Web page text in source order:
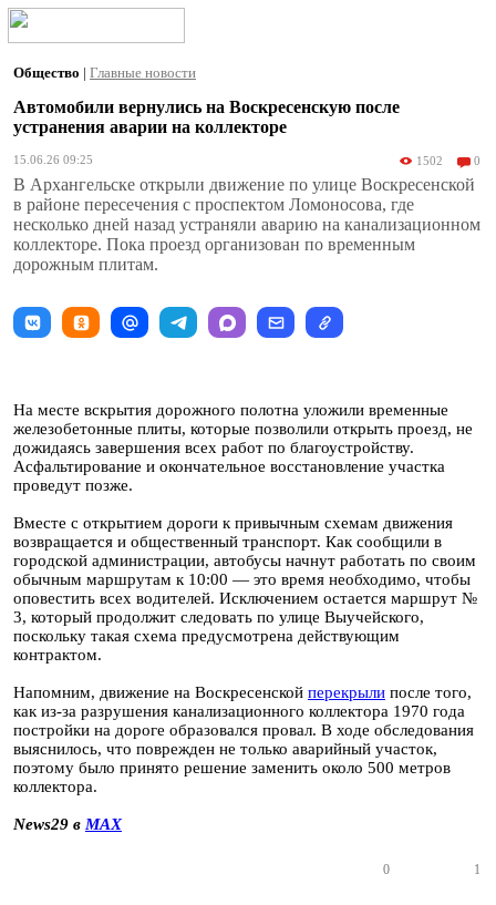
Общество | Главные новости
Автомобили вернулись на Воскресенскую после
устранения аварии на коллекторе
15.06.26 09:25 1502 0
В Архангельске открыли движение по улице Воскресенской
в районе пересечения с проспектом Ломоносова, где
несколько дней назад устраняли аварию на канализационном
коллекторе. Пока проезд организован по временным
дорожным плитам.
На месте вскрытия дорожного полотна уложили временные
железобетонные плиты, которые позволили открыть проезд, не
дожидаясь завершения всех работ по благоустройству.
Асфальтирование и окончательное восстановление участка
проведут позже.
Вместе с открытием дороги к привычным схемам движения
возвращается и общественный транспорт. Как сообщили в
городской администрации, автобусы начнут работать по своим
обычным маршрутам к 10:00 — это время необходимо, чтобы
оповестить всех водителей. Исключением остается маршрут №
3, который продолжит следовать по улице Выучейского,
поскольку такая схема предусмотрена действующим
контрактом.
Напомним, движение на Воскресенской перекрыли после того,
как из-за разрушения канализационного коллектора 1970 года
постройки на дороге образовался провал. В ходе обследования
выяснилось, что поврежден не только аварийный участок,
поэтому было принято решение заменить около 500 метров
коллектора.
News29 в MAX
0 1